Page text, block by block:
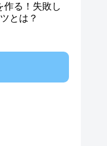
作る！失敗し
とは？